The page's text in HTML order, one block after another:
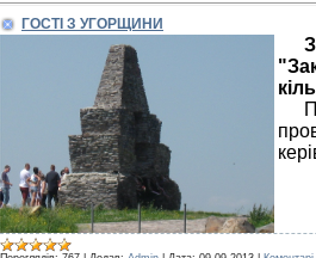
ГОСТІ З УГОРЩИНИ